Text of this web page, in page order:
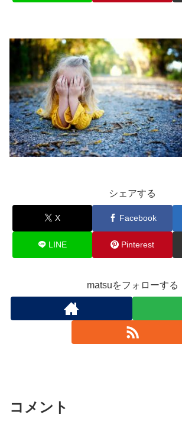
シェアする
X Facebook
LINE Pinterest
matsuをフォローする
コメント